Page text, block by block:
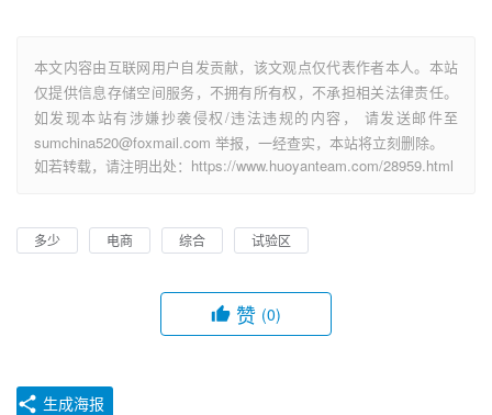
本文内容由互联网用户自发贡献，该文观点仅代表作者本人。本站
仅提供信息存储空间服务，不拥有所有权，不承担相关法律责任。
如发现本站有涉嫌抄袭侵权/违法违规的内容， 请发送邮件至
sumchina520@foxmail.com 举报，一经查实，本站将立刻删除。
如若转载，请注明出处：https://www.huoyanteam.com/28959.html
多少 电商 综合 试验区
赞 (0)
生成海报